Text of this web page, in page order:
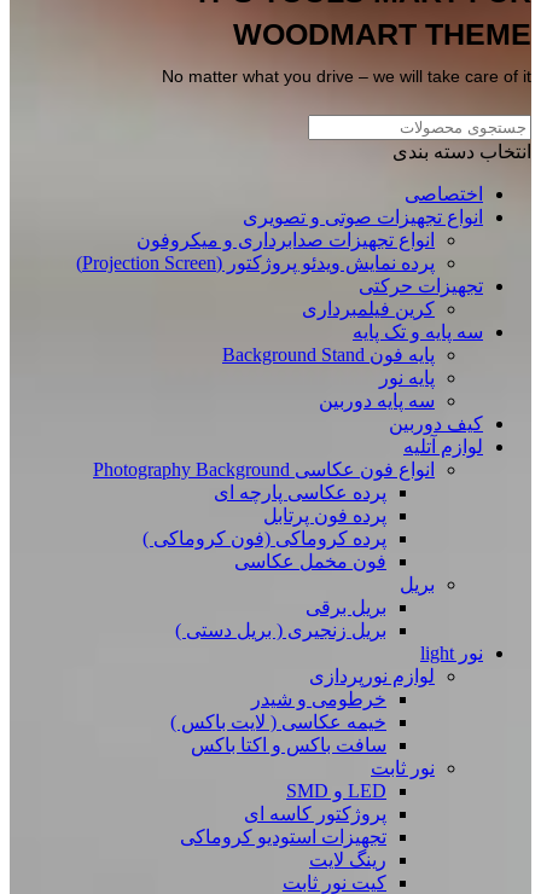
WOODMART THEME
No matter what you drive – we will take care of it
انتخاب دسته بندی
اختصاصی
انواع تجهیزات صوتی و تصویری
انواع تجهیزات صدابرداری و میکروفون
پرده نمایش ویدئو پروژکتور (Projection Screen)
تجهیزات حرکتی
کرین فیلمبرداری
سه پایه و تک پایه
پایه فون Background Stand
پایه نور
سه پایه دوربین
کیف دوربین
لوازم آتلیه
انواع فون عکاسی Photography Background
پرده عکاسی پارچه ای
پرده فون پرتابل
پرده کروماکی (فون کروماکی )
فون مخمل عکاسی
بریل
بریل برقی
بریل زنجیری ( بریل دستی )
نور light
لوازم نورپردازی
خرطومی و شیدر
خیمه عکاسی ( لایت باکس )
سافت باکس و اکتا باکس
نور ثابت
LED و SMD
پروژکتور کاسه ای
تجهیزات استودیو کروماکی
رینگ لایت
کیت نور ثابت